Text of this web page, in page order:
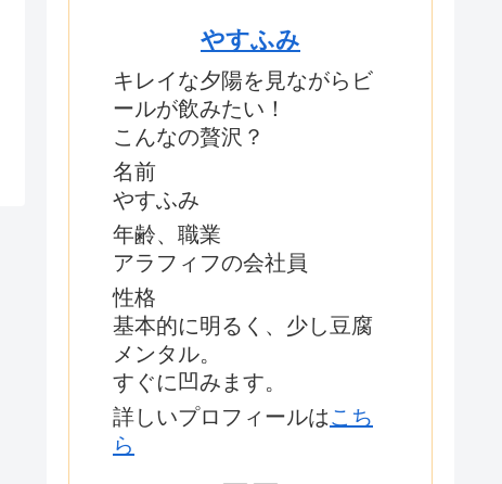
やすふみ
キレイな夕陽を見ながらビ
ールが飲みたい！
こんなの贅沢？
名前
やすふみ
年齢、職業
アラフィフの会社員
性格
基本的に明るく、少し豆腐
メンタル。
すぐに凹みます。
詳しいプロフィールはこち
ら